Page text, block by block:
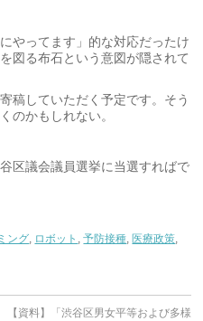
やってます」的な対応だったけ
図る布石という意図が隠されて
稿していただく予定です。そう
のかもしれない。
区議会議員選挙に当選すればで
ング, ロボット ,予防接種,医療政策,
【資料】「渋谷区男女平等および多様